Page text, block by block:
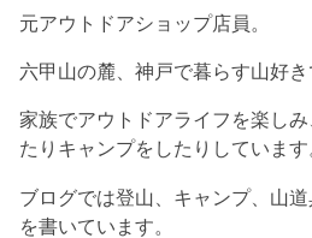
元アウトドアショップ店員。
六甲山の麓、神戸で暮らす山好き
家族でアウトドアライフを楽し
たりキャンプをしたりしています
ブログでは登山、キャンプ、山
を書いています。